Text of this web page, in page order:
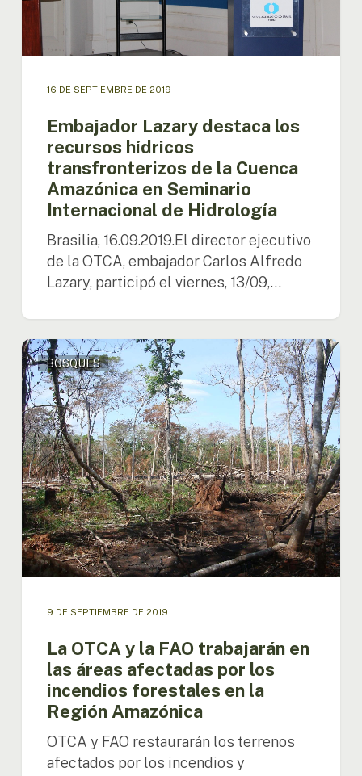
Cuenca
Amazónica
Hidrología
16 DE SEPTIEMBRE DE 2019
Embajador Lazary destaca los
recursos hídricos
transfronterizos de la Cuenca
Amazónica en Seminario
Internacional de Hidrología
Brasilia, 16.09.2019.El director ejecutivo
de la OTCA, embajador Carlos Alfredo
Lazary, participó el viernes, 13/09,…
La
OTCA
y
la
FAO
trabajarán
en
las
áreas
afectadas
por
los
incendios
forestales
Amazónica
BOSQUES
9 DE SEPTIEMBRE DE 2019
La OTCA y la FAO trabajarán en
las áreas afectadas por los
incendios forestales en la
Región Amazónica
OTCA y FAO restaurarán los terrenos
afectados por los incendios y